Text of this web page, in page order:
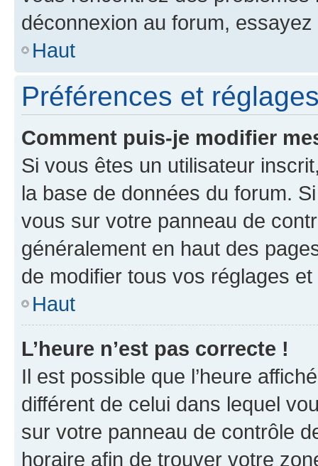
déconnexion au forum,
Haut
Préférences et
Comment puis-je modifier
Si vous êtes un utilisateur
la base de données du forum.
vous sur votre panneau de
généralement en haut des
de modifier tous vos réglages
Haut
L’heure n’est pas correcte !
Il est possible que l’heure
différent de celui dans lequel
sur votre panneau de contrôle
horaire afin de trouver votre